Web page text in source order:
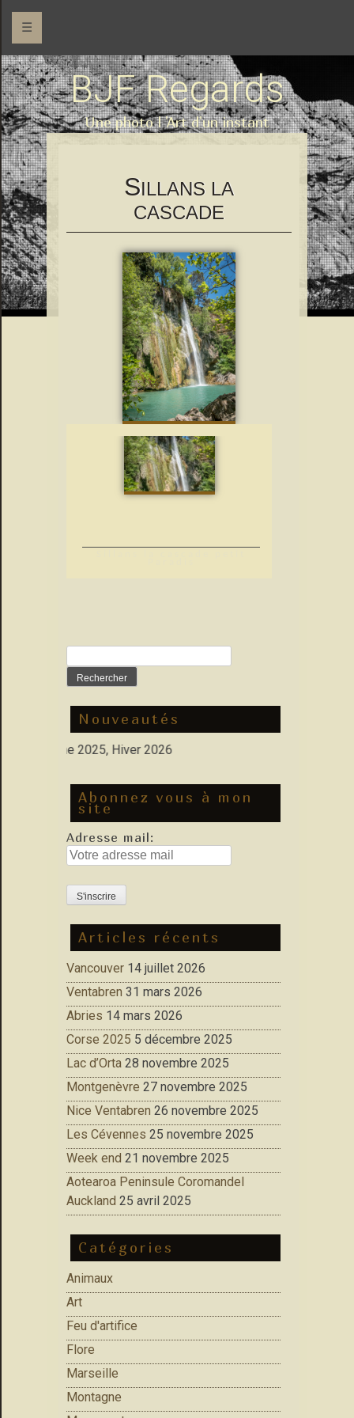
☰
BJF Regards
Une photo l 'Art d'un instant
SILLANS LA
CASCADE
Nouveautés
Automne 2025, Hiver 2026
Abonnez vous à mon
site
Adresse mail:
Articles récents
Vancouver 14 juillet 2026
Ventabren 31 mars 2026
Abries 14 mars 2026
Corse 2025 5 décembre 2025
Lac d’Orta 28 novembre 2025
Montgenèvre 27 novembre 2025
Nice Ventabren 26 novembre 2025
Les Cévennes 25 novembre 2025
Week end 21 novembre 2025
Aotearoa Peninsule Coromandel
Auckland 25 avril 2025
Catégories
Animaux
Art
Feu d'artifice
Flore
Marseille
Montagne